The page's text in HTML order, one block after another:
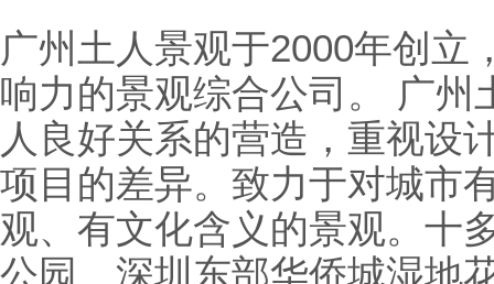
广州土人景观于2000年创立
响力的景观综合公司。 广
人良好关系的营造，重视设
项目的差异。致力于对城市
观、有文化含义的景观。十
公园、深圳东部华侨城湿地